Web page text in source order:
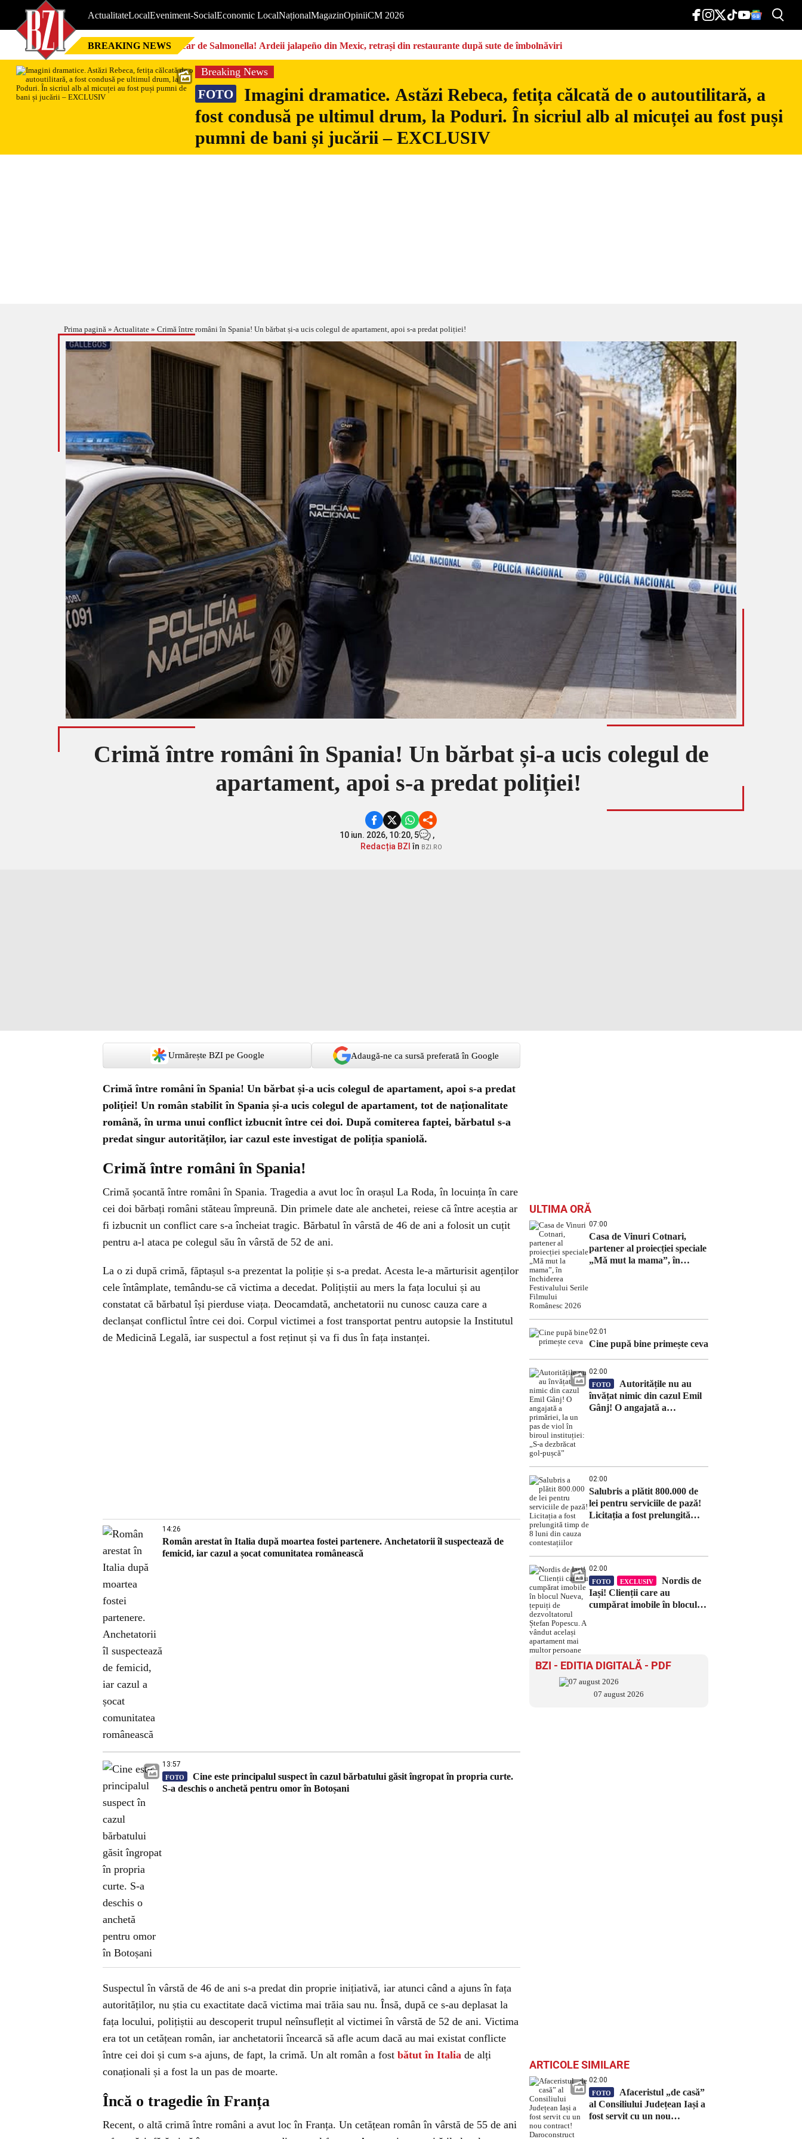
ActualitateLocalEveniment-SocialEconomic LocalNaționalMagazinOpiniiCM 2026
BREAKING NEWS Focar de Salmonella! Ardeii jalapeño din Mexic, retrași din restaurante după sute de îmbolnăviri
Breaking News
FOTO
Imagini dramatice. Astăzi Rebeca, fetița călcată de o autoutilitară, a
fost condusă pe ultimul drum, la Poduri. În sicriul alb al micuței au fost puși
pumni de bani și jucării – EXCLUSIV
Prima pagină » Actualitate » Crimă între români în Spania! Un bărbat și-a ucis colegul de apartament, apoi s-a predat poliției!
Crimă între români în Spania! Un bărbat și-a ucis colegul de
apartament, apoi s-a predat poliției!
10 iun. 2026, 10:20, 5
,
Redacția BZI în BZI.RO
Urmărește BZI pe Google Adaugă-ne ca sursă preferată în Google
Crimă între români în Spania! Un bărbat și-a ucis colegul de apartament, apoi s-a predat
poliției! Un român stabilit în Spania și-a ucis colegul de apartament, tot de naționalitate
română, în urma unui conflict izbucnit între cei doi. După comiterea faptei, bărbatul s-a
predat singur autorităților, iar cazul este investigat de poliția spaniolă.
Crimă între români în Spania!
Crimă șocantă între români în Spania. Tragedia a avut loc în orașul La Roda, în locuința în care
cei doi bărbați români stăteau împreună. Din primele date ale anchetei, reiese că între aceștia ar
fi izbucnit un conflict care s-a încheiat tragic. Bărbatul în vârstă de 46 de ani a folosit un cuțit
pentru a-l ataca pe colegul său în vârstă de 52 de ani.
La o zi după crimă, făptașul s-a prezentat la poliție și s-a predat. Acesta le-a mărturisit agenților
cele întâmplate, temându-se că victima a decedat. Polițiștii au mers la fața locului și au
constatat că bărbatul își pierduse viața. Deocamdată, anchetatorii nu cunosc cauza care a
declanșat conflictul între cei doi. Corpul victimei a fost transportat pentru autopsie la Institutul
de Medicină Legală, iar suspectul a fost reținut și va fi dus în fața instanței.
14:26
Român arestat în Italia după moartea fostei partenere. Anchetatorii îl suspectează de
femicid, iar cazul a șocat comunitatea românească
13:57
FOTO
Cine este principalul suspect în cazul bărbatului găsit îngropat în propria curte.
S-a deschis o anchetă pentru omor în Botoșani
Suspectul în vârstă de 46 de ani s-a predat din proprie inițiativă, iar atunci când a ajuns în fața
autorităților, nu știa cu exactitate dacă victima mai trăia sau nu. Însă, după ce s-au deplasat la
fața locului, polițiștii au descoperit trupul neînsuflețit al victimei în vârstă de 52 de ani. Victima
era tot un cetățean român, iar anchetatorii încearcă să afle acum dacă au mai existat conflicte
între cei doi și cum s-a ajuns, de fapt, la crimă. Un alt român a fost bătut în Italia de alți
conaționali și a fost la un pas de moarte.
Încă o tragedie în Franța
Recent, o altă crimă între români a avut loc în Franța. Un cetățean român în vârstă de 55 de ani
ULTIMA ORĂ
07:00
Casa de Vinuri Cotnari,
partener al proiecției speciale
„Mă mut la mama”, în
02:01
Cine pupă bine primește ceva
02:00
FOTO
Autoritățile nu au
învățat nimic din cazul Emil
Gânj! O angajată a
02:00
Salubris a plătit 800.000 de
lei pentru serviciile de pază!
Licitația a fost prelungită
02:00
FOTO EXCLUSIV
Nordis de
Iași! Clienții care au
cumpărat imobile în blocul
BZI - EDITIA DIGITALĂ - PDF
07 august 2026
ARTICOLE SIMILARE
02:00
FOTO
Afaceristul „de casă”
al Consiliului Județean Iași a
fost servit cu un nou